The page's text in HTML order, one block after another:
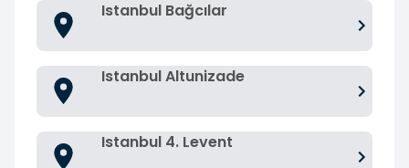
Istanbul Bağcılar
Istanbul Altunizade
Istanbul 4. Levent